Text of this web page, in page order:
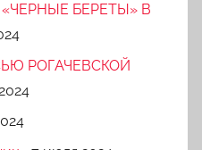
БЕРЕТЫ» В
РОГАЧЕВСКОЙ